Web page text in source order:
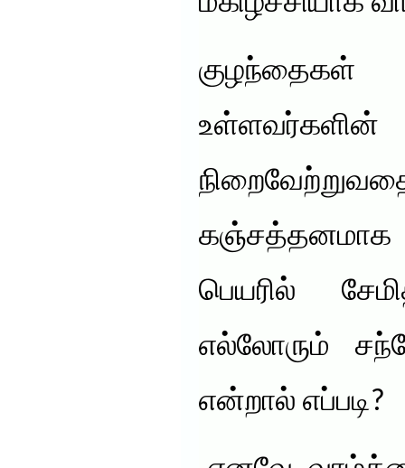
உள்ளவர்களின்
கஞ்சத்தனமாக
பெயரில்
எல்லோரும்
என்றால் எப்படி?